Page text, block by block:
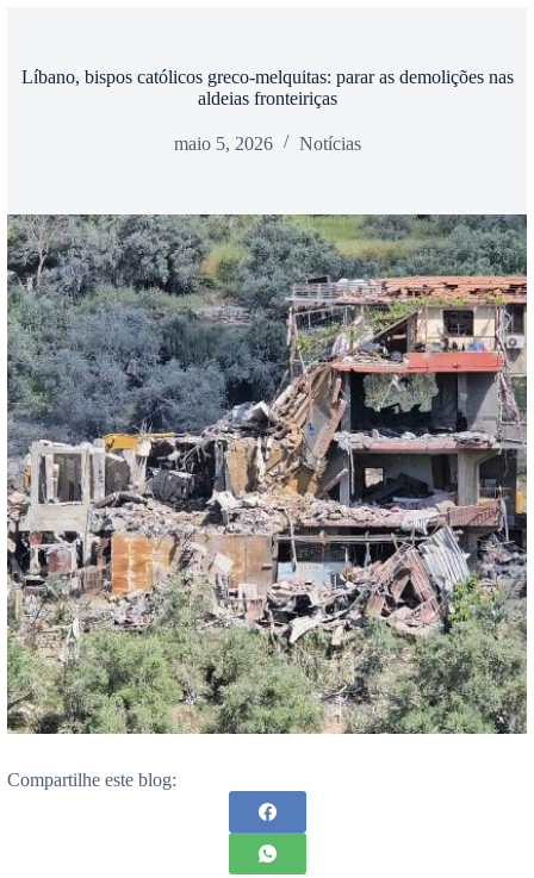
Líbano, bispos católicos greco-melquitas: parar as demolições nas
aldeias fronteiriças
maio 5, 2026 Notícias
Compartilhe este blog: